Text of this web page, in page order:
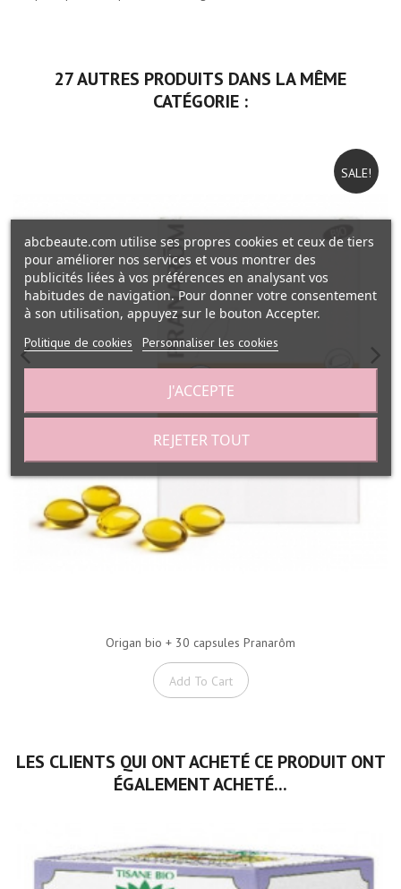
27 AUTRES PRODUITS DANS LA MÊME
CATÉGORIE :
SALE!
Origan bio + 30 capsules Pranarôm
Add To Cart
LES CLIENTS QUI ONT ACHETÉ CE PRODUIT ONT
ÉGALEMENT ACHETÉ...
abcbeaute.com utilise ses propres cookies et ceux de tiers
pour améliorer nos services et vous montrer des
publicités liées à vos préférences en analysant vos
habitudes de navigation. Pour donner votre consentement
à son utilisation, appuyez sur le bouton Accepter.
Politique de cookies Personnaliser les cookies
REJETER TOUT
J'ACCEPTE